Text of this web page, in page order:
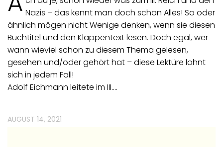
Nazis – das kennt man doch schon Alles! So oder
ähnlich mögen nicht Wenige denken, wenn sie diesen
Buchtitel und den Klappentext lesen. Doch egal, wer
wann wieviel schon zu diesem Thema gelesen,
gesehen und/oder gehört hat – diese Lektüre lohnt
sich in jedem Fall!
Adolf Eichmann leitete im III.…
AUGUST 14, 2021